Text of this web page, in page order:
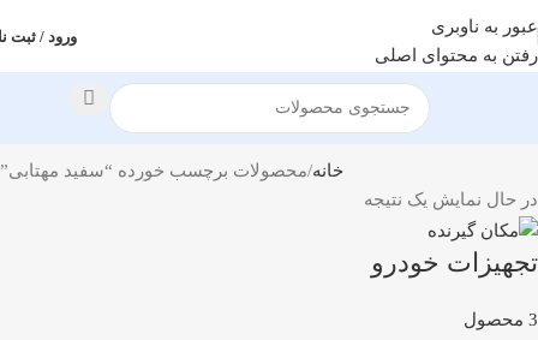
عبور به ناوبری
رفتن به محتوای اصلی
ورود / ثبت
خانه محصولات برچسب خورده “سفید مهتابی”
در حال نمایش یک نتیجه
تجهیزات خودرو
3 محصول